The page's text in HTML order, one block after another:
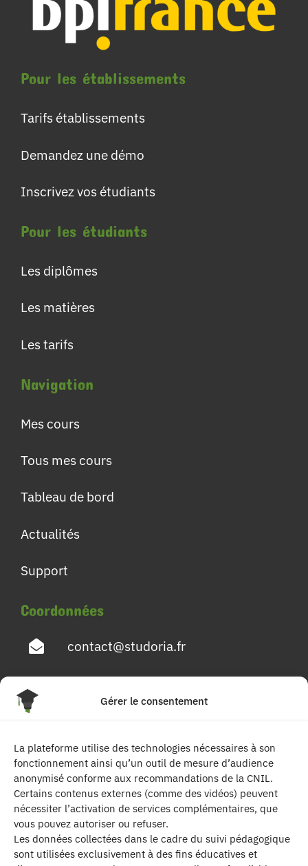
Gérer le consentement
La plateforme utilise des technologies nécessaires à son
fonctionnement ainsi qu’un outil de mesure d’audience
anonymisé conforme aux recommandations de la CNIL.
Certains contenus externes (comme des vidéos) peuvent
nécessiter l’activation de services complémentaires, que
vous pouvez autoriser ou refuser.
Les données collectées dans le cadre du suivi pédagogique
sont utilisées exclusivement à des fins éducatives et
Pour les établissements
Tarifs établissements
Demandez une démo
Inscrivez vos étudiants
Pour les étudiants
Les diplômes
Les matières
Les tarifs
Navigation
Mes cours
Tous mes cours
Tableau de bord
Actualités
Support
Coordonnées
contact@studoria.fr
4 Rue Georges Pompidou
Suivez-nous